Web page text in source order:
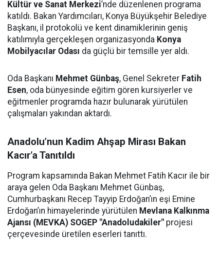
Kültür ve Sanat Merkezi’nde düzenlenen programa
katıldı. Bakan Yardımcıları, Konya Büyükşehir Belediye
Başkanı, il protokolü ve kent dinamiklerinin geniş
katılımıyla gerçekleşen organizasyonda Konya
Mobilyacılar Odası da güçlü bir temsille yer aldı.
Oda Başkanı Mehmet Günbaş, Genel Sekreter Fatih
Esen, oda bünyesinde eğitim gören kursiyerler ve
eğitmenler programda hazır bulunarak yürütülen
çalışmaları yakından aktardı.
Anadolu’nun Kadim Ahşap Mirası Bakan
Kacır’a Tanıtıldı
Program kapsamında Bakan Mehmet Fatih Kacır ile bir
araya gelen Oda Başkanı Mehmet Günbaş,
Cumhurbaşkanı Recep Tayyip Erdoğan’ın eşi Emine
Erdoğan’ın himayelerinde yürütülen Mevlana Kalkınma
Ajansı (MEVKA) SOGEP "Anadoludakiler" projesi
çerçevesinde üretilen eserleri tanıttı.